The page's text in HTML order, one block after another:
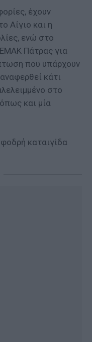
έχουν
Αίγιο και η
ενώ στο
Πάτρας για
που υπάρχουν
κάτι
στο
και μία
καταιγίδα